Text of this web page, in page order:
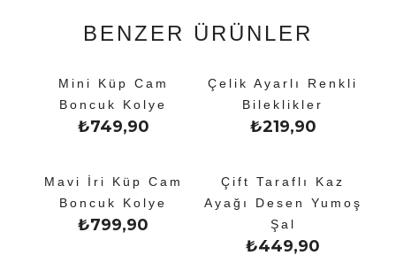
BENZER ÜRÜNLER
Mini Küp Cam
Boncuk Kolye
₺749,90
Çelik Ayarlı Renkli
Bileklikler
₺219,90
Mavi İri Küp Cam
Boncuk Kolye
₺799,90
Çift Taraflı Kaz
Ayağı Desen Yumoş
Şal
₺449,90